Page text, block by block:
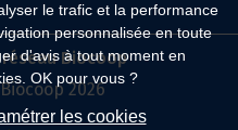
le trafic et la performance
personnalisée en toute
d'avis à tout moment en
OK pour vous ?
les cookies
Biocoop
2026